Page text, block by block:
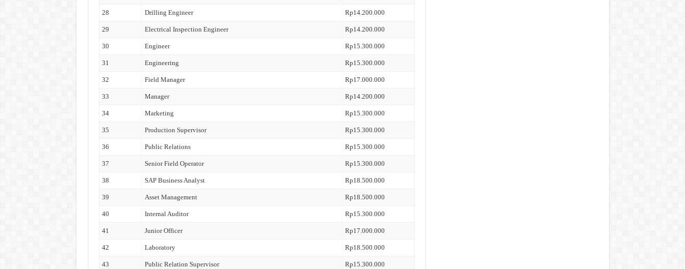
28 Drilling Engineer Rp14.200.000
29 Electrical Inspection Engineer Rp14.200.000
30 Engineer Rp15.300.000
31 Engineering Rp15.300.000
32 Field Manager Rp17.000.000
33 Manager Rp14.200.000
34 Marketing Rp15.300.000
35 Production Supervisor Rp15.300.000
36 Public Relations Rp15.300.000
37 Senior Field Operator Rp15.300.000
38 SAP Business Analyst Rp18.500.000
39 Asset Management Rp18.500.000
40 Internal Auditor Rp15.300.000
41 Junior Officer Rp17.000.000
42 Laboratory Rp18.500.000
43 Public Relation Supervisor Rp15.300.000